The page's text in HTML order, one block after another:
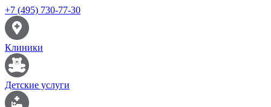
+7 (495) 730-77-30
Клиники
Детские услуги